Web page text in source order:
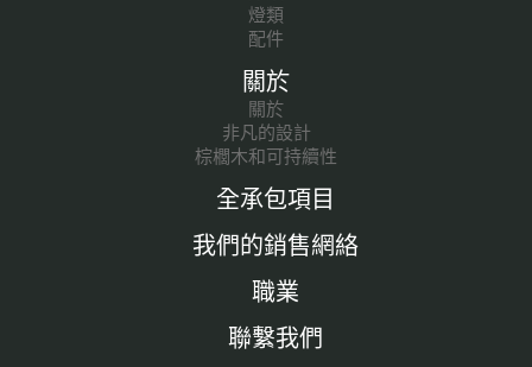
燈類
配件
關於
關於
非凡的設計
棕櫚木和可持續性
全承包項目
我們的銷售網絡
職業
聯繫我們